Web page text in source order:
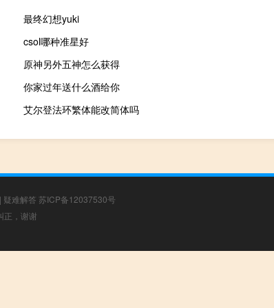
最终幻想yuki
csol哪种准星好
原神另外五神怎么获得
你家过年送什么酒给你
艾尔登法环繁体能改简体吗
| 疑难解答 苏ICP备12037530号
正，谢谢